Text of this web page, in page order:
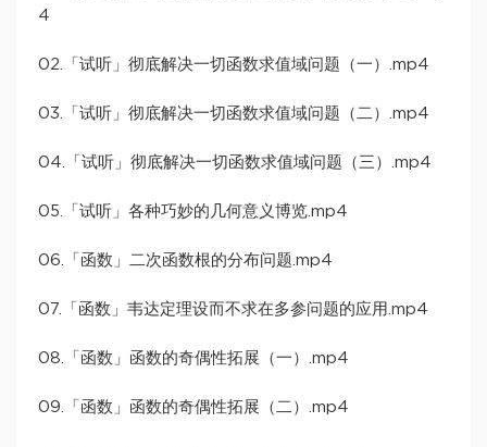
4
02.「试听」彻底解决一切函数求值域问题（一）.mp4
03.「试听」彻底解决一切函数求值域问题（二）.mp4
04.「试听」彻底解决一切函数求值域问题（三）.mp4
05.「试听」各种巧妙的几何意义博览.mp4
06.「函数」二次函数根的分布问题.mp4
07.「函数」韦达定理设而不求在多参问题的应用.mp4
08.「函数」函数的奇偶性拓展（一）.mp4
09.「函数」函数的奇偶性拓展（二）.mp4